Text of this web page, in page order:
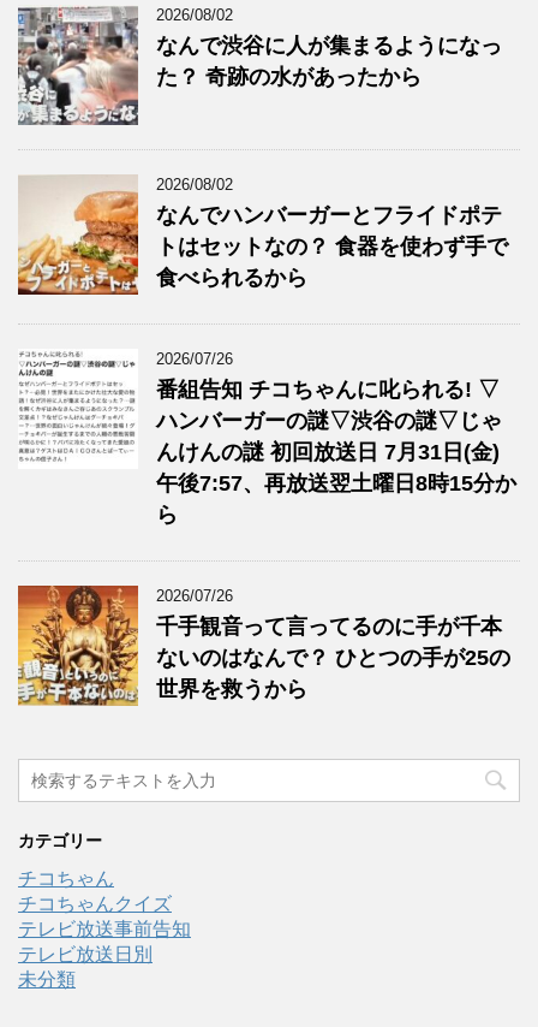
2026/08/02
なんで渋谷に人が集まるようになっ
た？ 奇跡の水があったから
2026/08/02
なんでハンバーガーとフライドポテ
トはセットなの？ 食器を使わず手で
食べられるから
2026/07/26
番組告知 チコちゃんに叱られる! ▽
ハンバーガーの謎▽渋谷の謎▽じゃ
んけんの謎 初回放送日 7月31日(金)
午後7:57、再放送翌土曜日8時15分か
ら
2026/07/26
千手観音って言ってるのに手が千本
ないのはなんで？ ひとつの手が25の
世界を救うから
カテゴリー
チコちゃん
チコちゃんクイズ
テレビ放送事前告知
テレビ放送日別
未分類